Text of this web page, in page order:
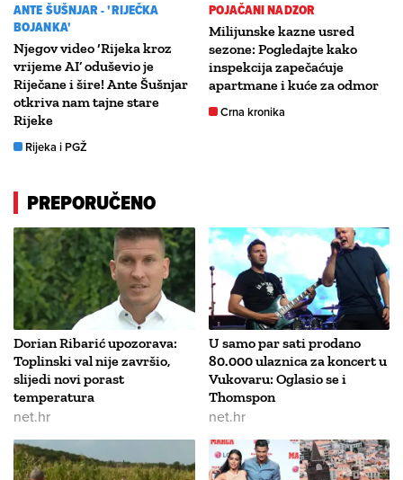
ANTE ŠUŠNJAR - 'RIJEČKA
BOJANKA'
Njegov video ‘Rijeka kroz
vrijeme AI’ oduševio je
Riječane i šire! Ante Šušnjar
otkriva nam tajne stare
Rijeke
Rijeka i PGŽ
POJAČANI NADZOR
Milijunske kazne usred
sezone: Pogledajte kako
inspekcija zapečaćuje
apartmane i kuće za odmor
Crna kronika
PREPORUČENO
Dorian Ribarić upozorava:
Toplinski val nije završio,
slijedi novi porast
temperatura
net.hr
U samo par sati prodano
80.000 ulaznica za koncert u
Vukovaru: Oglasio se i
Thomspon
net.hr